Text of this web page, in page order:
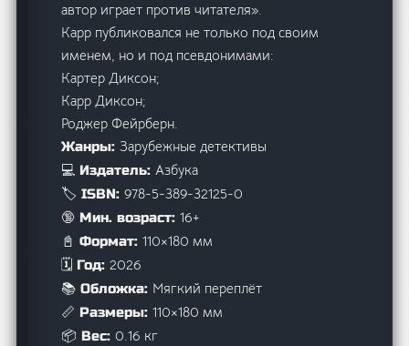
автор играет против читателя».
Карр публиковался не только под своим
именем, но и под псевдонимами:
Картер Диксон;
Карр Диксон;
Роджер Фейрберн.
Жанры:Зарубежные детективы
💻 Издатель:Азбука
🏷️ ISBN:978-5-389-32125-0
🔞 Мин. возраст:16+
📓 Формат:110×180 мм
🗓️ Год:2026
📚 Обложка: Мягкий переплёт
📏 Размеры:110×180 мм
📦 Вес:0.16 кг